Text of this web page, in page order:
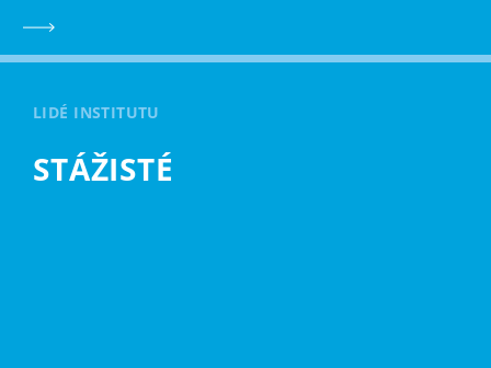
STÁŽISTÉ
LIDÉ INSTITUTU